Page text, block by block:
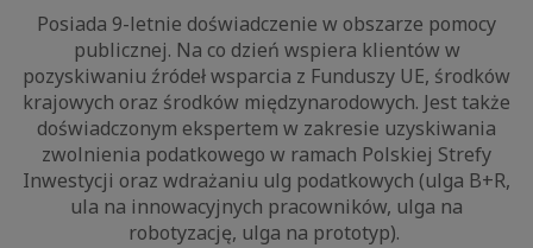
Posiada 9-letnie doświadczenie w obszarze pomocy
publicznej. Na co dzień wspiera klientów w
pozyskiwaniu źródeł wsparcia z Funduszy UE, środków
krajowych oraz środków międzynarodowych. Jest także
doświadczonym ekspertem w zakresie uzyskiwania
zwolnienia podatkowego w ramach Polskiej Strefy
Inwestycji oraz wdrażaniu ulg podatkowych (ulga B+R,
ula na innowacyjnych pracowników, ulga na
robotyzację, ulga na prototyp).